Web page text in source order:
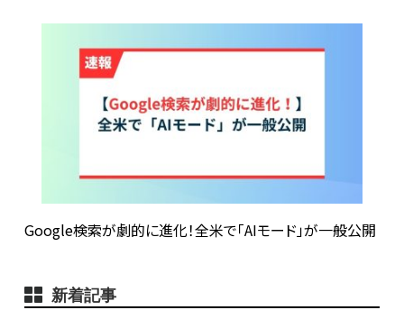
Google検索が劇的に進化！全米で「AIモード」が一般公開
新着記事